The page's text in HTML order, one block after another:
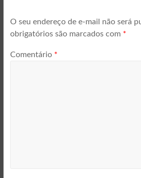
O seu endereço de e-mail não será
obrigatórios são marcados com *
Comentário *